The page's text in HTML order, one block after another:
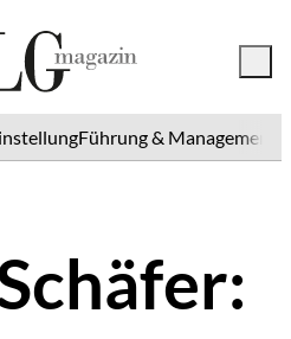
Führung & Management